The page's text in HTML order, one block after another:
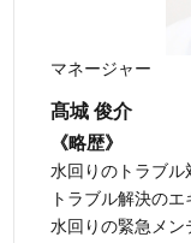
マネージャー
髙城 俊介
《略歴》
水回りのトラブル
トラブル解決のエ
水回りの緊急メン